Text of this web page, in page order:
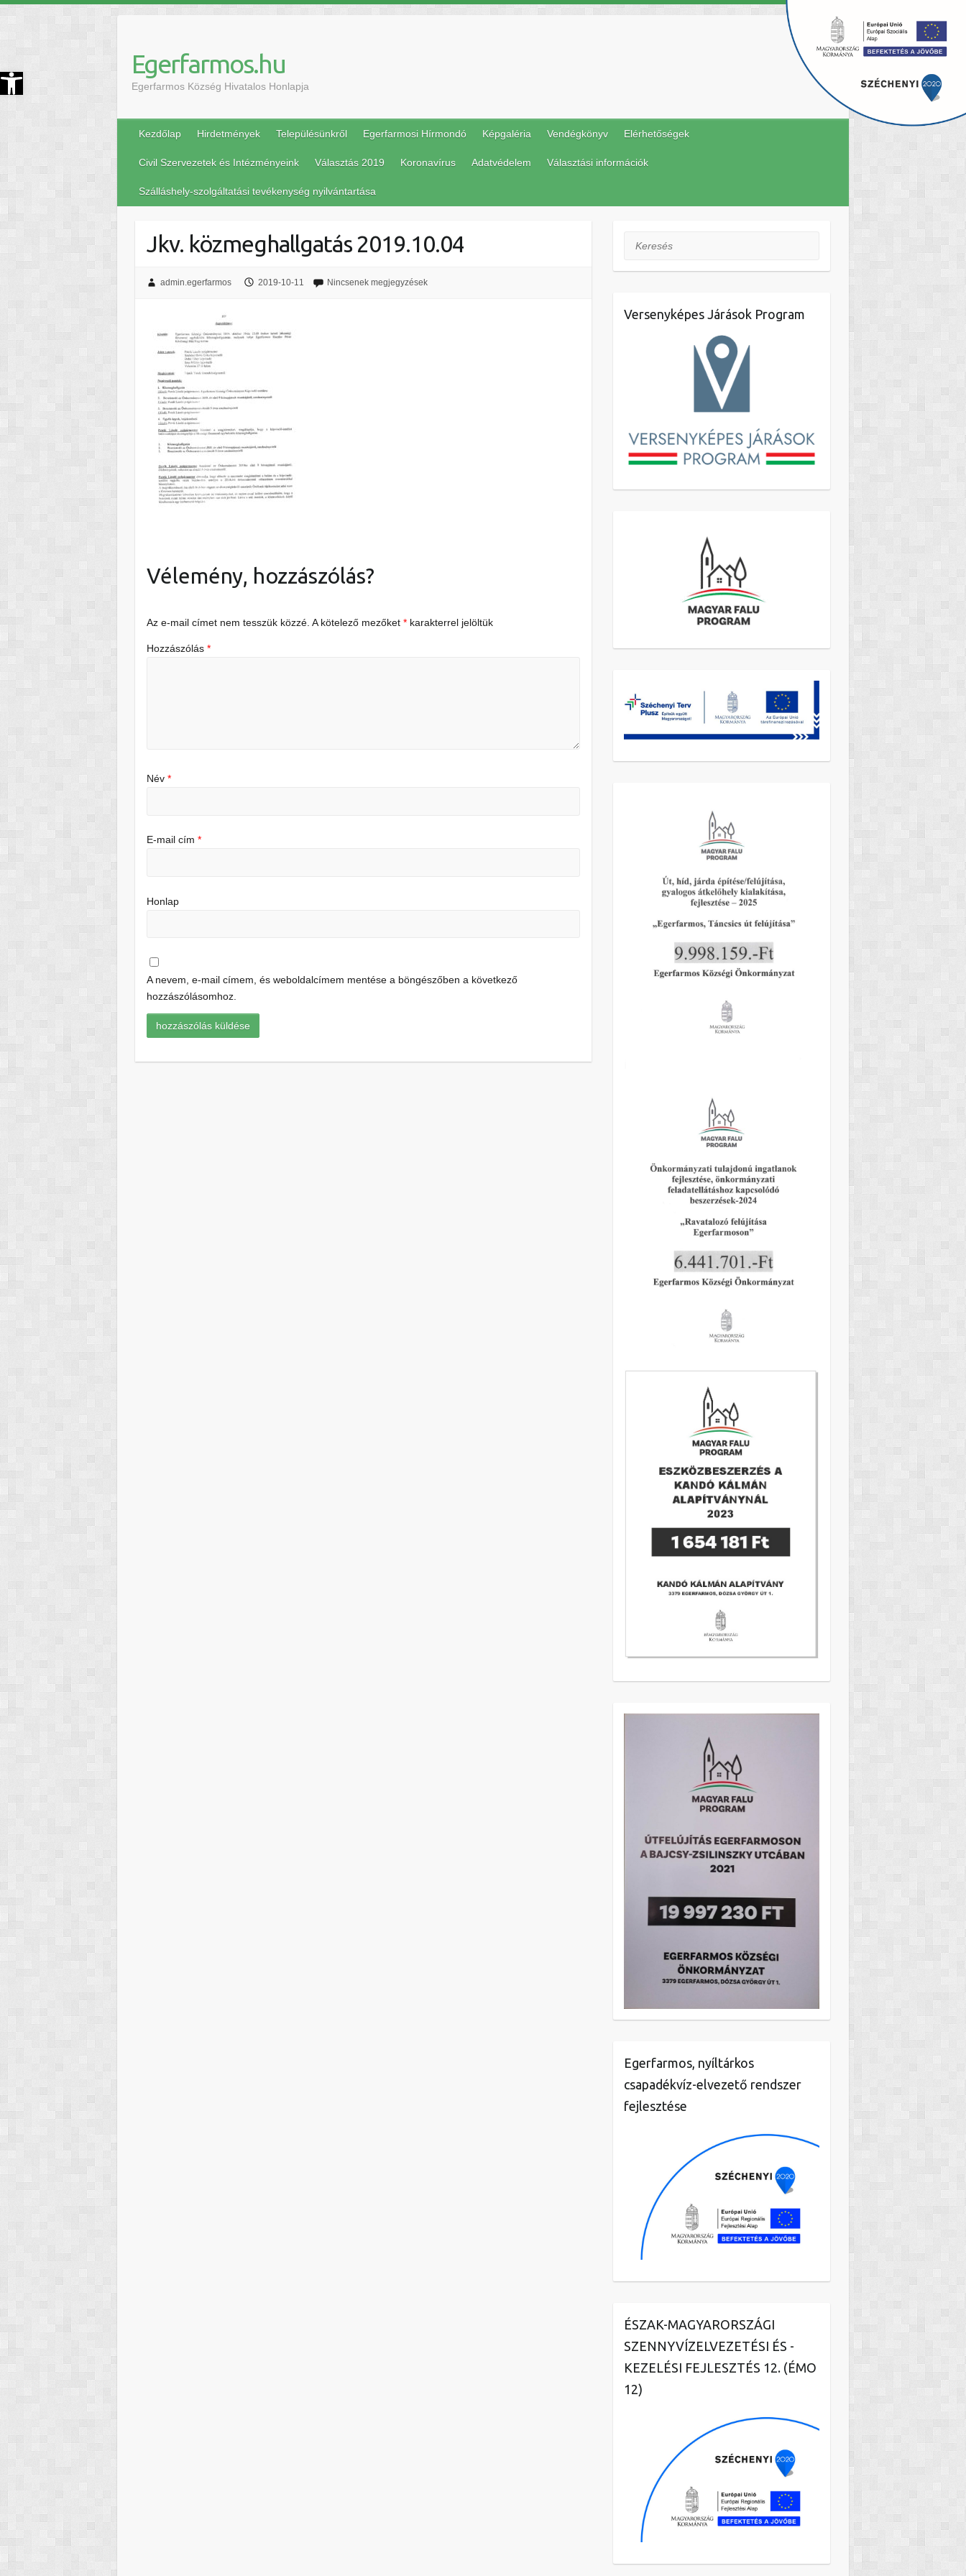
Eszköztár megnyitása Egerfarmos.hu
Egerfarmos Község Hivatalos Honlapja
Kezdőlap Hirdetmények Településünkről Egerfarmosi Hírmondó Képgaléria Vendégkönyv Elérhetőségek
Civil Szervezetek és Intézményeink Választás 2019 Koronavírus Adatvédelem Választási információk
Szálláshely-szolgáltatási tevékenység nyilvántartása
Jkv. közmeghallgatás 2019.10.04
admin.egerfarmos 2019-10-11 Nincsenek megjegyzések
Vélemény, hozzászólás?
Az e-mail címet nem tesszük közzé. A kötelező mezőket* karakterrel jelöltük
Hozzászólás*
Név*
E-mail cím*
Honlap
A nevem, e-mail címem, és weboldalcímem mentése a böngészőben a következő
hozzászólásomhoz.
Keresés
Versenyképes Járások Program
Egerfarmos, nyíltárkos
csapadékvíz-elvezető rendszer
fejlesztése
ÉSZAK-MAGYARORSZÁGI
SZENNYVÍZELVEZETÉSI ÉS -
KEZELÉSI FEJLESZTÉS 12. (ÉMO
12)